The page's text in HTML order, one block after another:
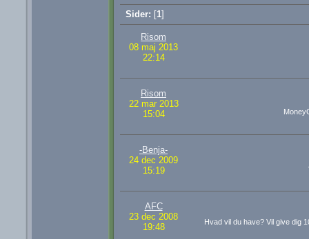
Sider: [1]
Risom
08 maj 2013
22:14
Risom
22 mar 2013
15:04
-Benja-
24 dec 2009
15:19
AFC
23 dec 2008
19:48
Hvad vil du have? Vil give dig